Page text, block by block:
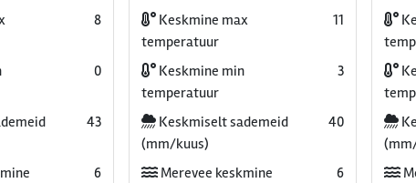
8
0
43
6
Keskmine max
temperatuur
11
Keskmine min
temperatuur
3
Keskmiselt sademeid
(mm/kuus)
40
Merevee keskmine
6